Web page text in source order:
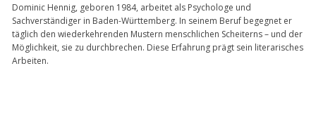
Dominic Hennig, geboren 1984, arbeitet als Psychologe und
Sachverständiger in Baden-Württemberg. In seinem Beruf begegnet er
täglich den wiederkehrenden Mustern menschlichen Scheiterns – und der
Möglichkeit, sie zu durchbrechen. Diese Erfahrung prägt sein literarisches
Arbeiten.